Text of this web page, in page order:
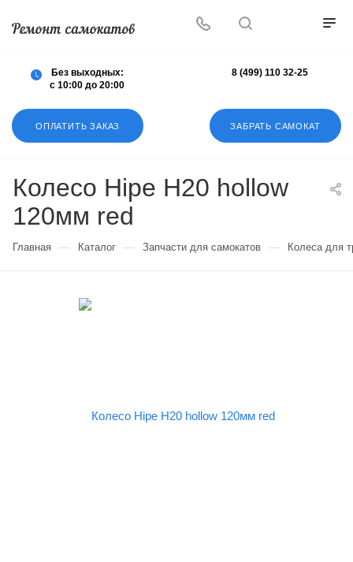
ОПЛАТИТЬ ЗАКАЗ ЗАБРАТЬ САМОКАТ
Без выходных:
с 10:00 до 20:00
8 (499) 110 32-25
Колесо Hipe H20 hollow
120мм red
Главная — Каталог — Запчасти для самокатов — Колеса для